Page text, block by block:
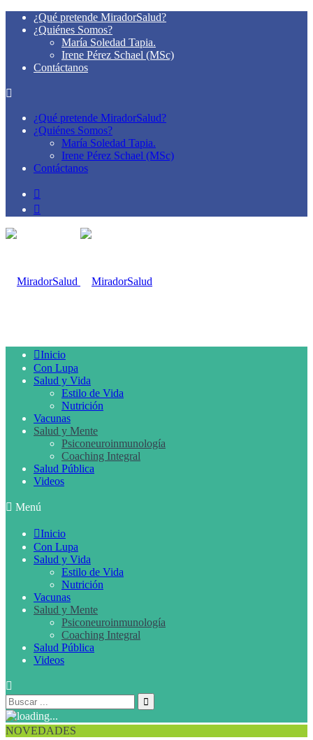
¿Qué pretende MiradorSalud?
¿Quiénes Somos?
María Soledad Tapia.
Irene Pérez Schael (MSc)
Contáctanos
¿Qué pretende MiradorSalud?
¿Quiénes Somos?
María Soledad Tapia.
Irene Pérez Schael (MSc)
Contáctanos
Inicio
Con Lupa
Salud y Vida
Estilo de Vida
Nutrición
Vacunas
Salud y Mente
Psiconeuroinmunología
Coaching Integral
Salud Pública
Videos
Menú
Inicio
Con Lupa
Salud y Vida
Estilo de Vida
Nutrición
Vacunas
Salud y Mente
Psiconeuroinmunología
Coaching Integral
Salud Pública
Videos
NOVEDADES